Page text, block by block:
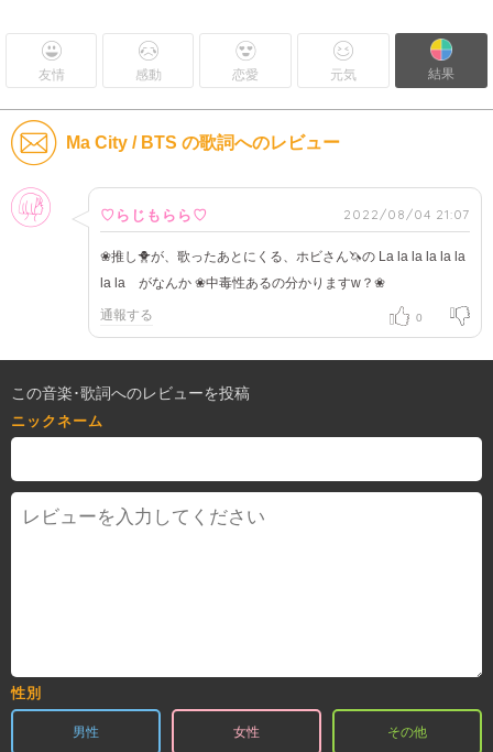
友情 感動 恋愛 元気 結果
Ma City / BTS の歌詞へのレビュー
女性
♡らじもらら♡ 2022/08/04 21:07
❀推し🐥が、歌ったあとにくる、ホビさん🦄の La la la la la la
la la がなんか ❀中毒性あるの分かりますw？❀
通報する 0
この音楽･歌詞へのレビューを投稿
ニックネーム
性別
男性 女性 その他